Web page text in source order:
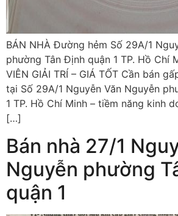
BÁN NHÀ Đường hẻm Số 29A/1
phường Tân Định quận 1 TP. Hồ Chí
VIÊN GIẢI TRÍ – GIÁ TỐT Cần bán
tại Số 29A/1 Nguyễn Văn Nguyễn
1 TP. Hồ Chí Minh – tiềm năng kinh
[…]
Bán nhà 27/1
Nguyễn phường
quận 1